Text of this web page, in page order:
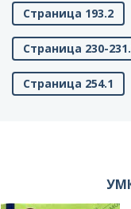
Страница 193.2
Страница 230-
Страница 254.1